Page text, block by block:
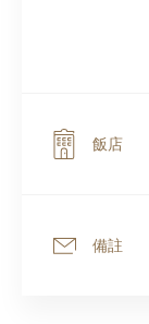
飯店
備註